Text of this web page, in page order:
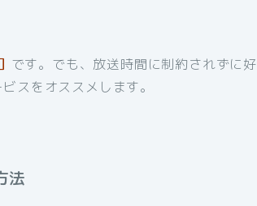
です。でも、放送時間に制約されずに好
スをオススメします。
法